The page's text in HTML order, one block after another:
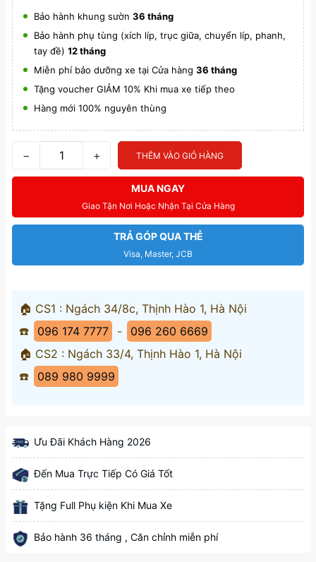
Bảo hành khung sườn 36 tháng
Bảo hành phụ tùng (xích líp, trục giữa, chuyển líp, phanh,
tay đề) 12 tháng
Miễn phí bảo dưỡng xe tại Cửa hàng 36 tháng
Tặng voucher GIẢM 10% Khi mua xe tiếp theo
Hàng mới 100% nguyên thùng
− + THÊM VÀO GIỎ HÀNG
MUA NGAY
Giao Tận Nơi Hoặc Nhận Tại Cửa Hàng
TRẢ GÓP QUA THẺ
Visa, Master, JCB
🏠 CS1 : Ngách 34/8c, Thịnh Hào 1, Hà Nội
☎️
096 174 7777 -
096 260 6669
🏠 CS2 : Ngách 33/4, Thịnh Hào 1, Hà Nội
☎️
089 980 9999
Ưu Đãi Khách Hàng 2026
Đến Mua Trực Tiếp Có Giá Tốt
Tặng Full Phụ kiện Khi Mua Xe
Bảo hành 36 tháng , Căn chỉnh miễn phí